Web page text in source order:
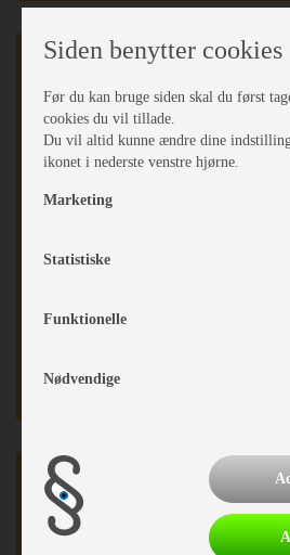
Indretning
Køjer
Fransk seng
Dobbeltseng
Opred. I siddegrp.
Koldskums madrasser
Rundsiddegruppe
Fluenetsdør
Karrosseri, Chassis &
Beslag til reservehjul
Siden benytter cookies
Før du kan bruge siden skal du først
cookies du vil tillade.
Du vil altid kunne ændre dine
ikonet i nederste venstre hjørne.
Marketing
Statistiske
Funktionelle
Nødvendige